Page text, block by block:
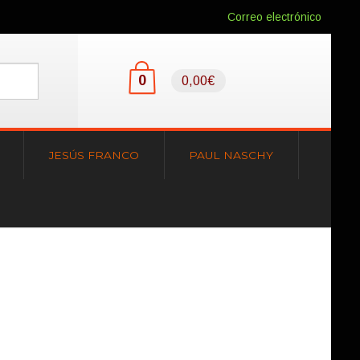
Correo electrónico
0 0,00€
JESÚS FRANCO PAUL NASCHY